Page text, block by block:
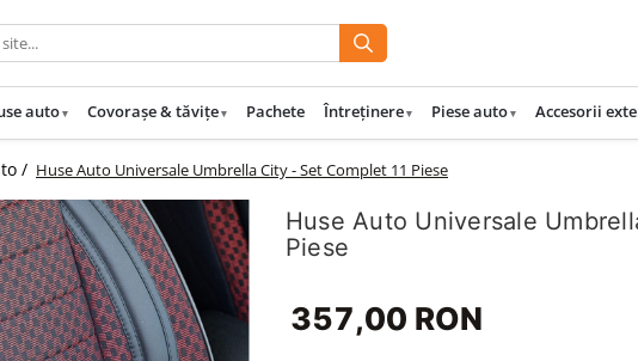
auto Covorașe & tăvițe Pachete Întreținere Piese auto Accesorii
/ Huse Auto Universale Umbrella City - Set Complet 11 Piese
Huse Auto Universale
Piese
357,00 RON